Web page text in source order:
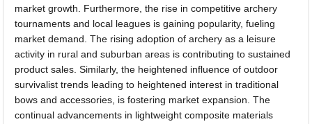
market growth. Furthermore, the rise in competitive archery
tournaments and local leagues is gaining popularity, fueling
market demand. The rising adoption of archery as a leisure
activity in rural and suburban areas is contributing to sustained
product sales. Similarly, the heightened influence of outdoor
survivalist trends leading to heightened interest in traditional
bows and accessories, is fostering market expansion. The
continual advancements in lightweight composite materials